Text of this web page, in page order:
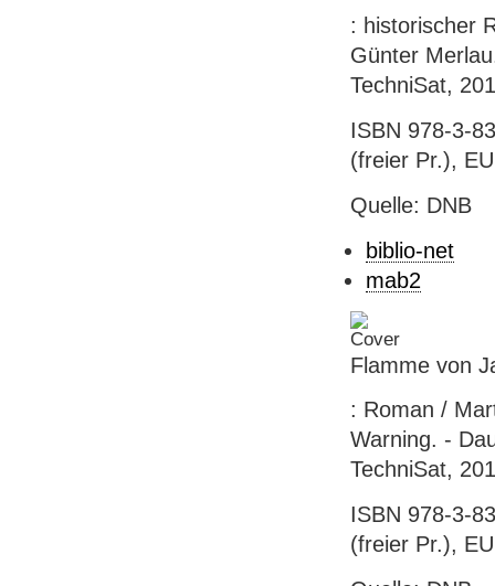
: historischer
Günter
TechniSat,
ISBN 978-3-
(freier Pr.),
Quelle: DNB
biblio-net
mab2
Flamme von
: Roman /
Warning. -
TechniSat,
ISBN 978-3-
(freier Pr.),